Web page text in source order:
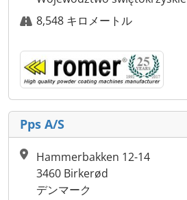
8,548 キロメートル
Pps A/S
Hammerbakken 12-14
3460 Birkerød
デンマーク